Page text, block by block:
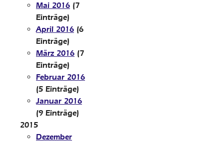
Mai 2016 (7
Einträge)
April 2016 (6
Einträge)
März 2016 (7
Einträge)
Februar 2016
(5 Einträge)
Januar 2016
(9 Einträge)
2015
Dezember